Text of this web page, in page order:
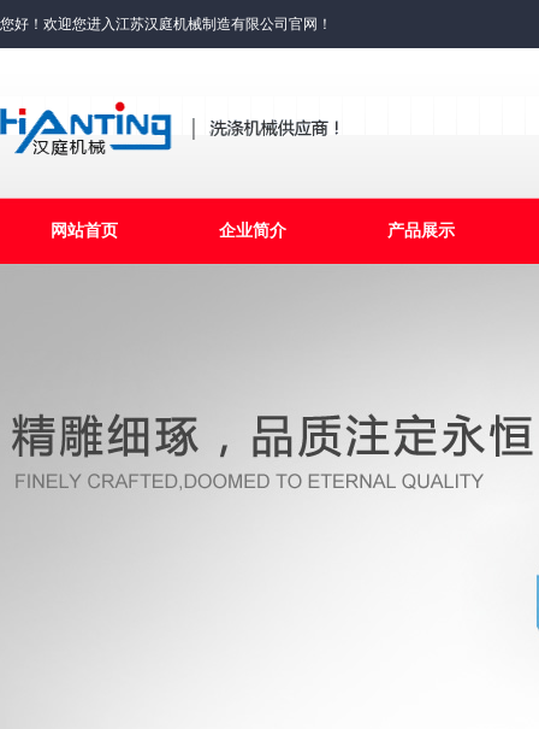
您好！欢迎您进入江苏汉庭机械制造有限公司官网！
网站首页 企业简介 产品展示